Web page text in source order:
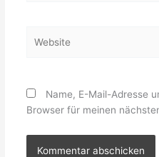
Name, E-Mail-Adresse
Browser für meinen